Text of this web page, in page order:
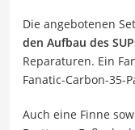
Die angebotenen
den Aufbau des
Reparaturen. Ein
Fanatic-Carbon-35-
Auch eine Finne